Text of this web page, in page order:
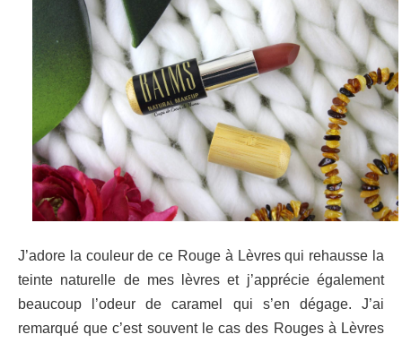
J’adore la couleur de ce Rouge à Lèvres qui rehausse la
teinte naturelle de mes lèvres et j’apprécie également
beaucoup l’odeur de caramel qui s’en dégage. J’ai
remarqué que c’est souvent le cas des Rouges à Lèvres